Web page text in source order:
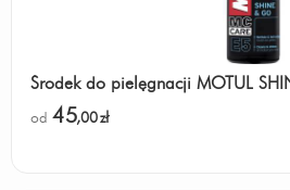
Środek do pielęgnacji MOTUL
od 45,00zł